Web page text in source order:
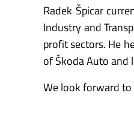
Radek Špicar
Industry and
profit sectors. He
of Škoda Auto and
We look forward to